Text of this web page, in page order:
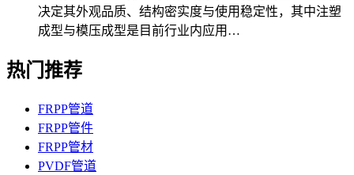
决定其外观品质、结构密实度与使用稳定性，其中注塑
成型与模压成型是目前行业内应用…
热门推荐
FRPP管道
FRPP管件
FRPP管材
PVDF管道